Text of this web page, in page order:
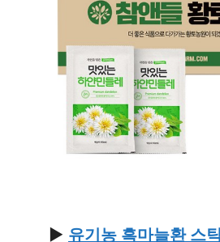
▶ 유기농 흑마늘환 스